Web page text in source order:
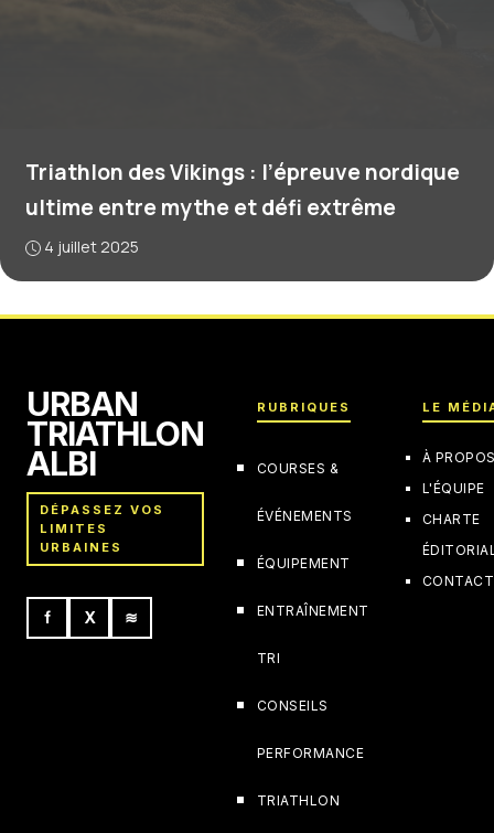
Triathlon des Vikings : l’épreuve nordique
ultime entre mythe et défi extrême
4 juillet 2025
URBAN
TRIATHLON
ALBI
DÉPASSEZ VOS
LIMITES
URBAINES
f X ≋
RUBRIQUES
COURSES &
ÉVÉNEMENTS
ÉQUIPEMENT
ENTRAÎNEMENT
TRI
CONSEILS
PERFORMANCE
TRIATHLON
LE
À
L'ÉQUIPE
CHARTE
CONTACT